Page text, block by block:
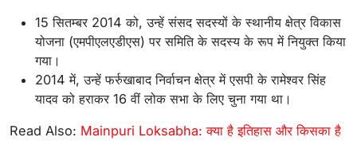
15 सितम्बर 2014 को, उन्हें संसद सदस्यों के स्थानीय क्षेत्र विकास
योजना (एमपीएलएडीएस) पर समिति के सदस्य के रूप में नियुक्त किया
गया।
2014 में, उन्हें फर्रुखाबाद निर्वाचन क्षेत्र में एसपी के रामेश्वर सिंह
यादव को हराकर 16 वीं लोक सभा के लिए चुना गया था।
Read Also: Mainpuri Loksabha: क्या है इतिहास और किसका है